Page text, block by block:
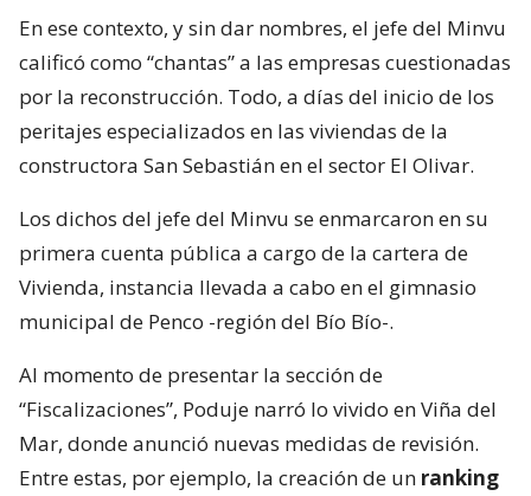
En ese contexto, y sin dar nombres, el jefe del Minvu
calificó como “chantas” a las empresas cuestionadas
por la reconstrucción. Todo, a días del inicio de los
peritajes especializados en las viviendas de la
constructora San Sebastián en el sector El Olivar.
Los dichos del jefe del Minvu se enmarcaron en su
primera cuenta pública a cargo de la cartera de
Vivienda, instancia llevada a cabo en el gimnasio
municipal de Penco -región del Bío Bío-.
Al momento de presentar la sección de
“Fiscalizaciones”, Poduje narró lo vivido en Viña del
Mar, donde anunció nuevas medidas de revisión.
Entre estas, por ejemplo, la creación de un ranking